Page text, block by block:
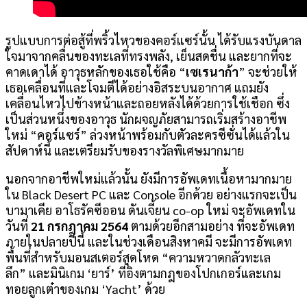
รูปแบบการต่อสู้ที่พริ้วไหวของคอร์แซร์นั้น ได้รับแรงบันดาล
ใจมาจากคลื่นของทะเลที่ทรงพลัง, เย็นสดชื่น และยากที่จะ
คาดเดาได้ อาวุธหลักของเธอใช้คือ “เซเรนาก้า” จะช่วยให้
เธอเคลื่อนที่และโจมตีได้อย่างอิสระบนอากาศ แถมยัง
เคลื่อนไหวไปข้างหน้าและถอยหลังได้ด้วยการใช้เชือก ซึ่ง
เป็นส่วนหนึ่งของอาวุธ นักผจญภัยสามารถเริ่มสร้างอาชีพ
ใหม่ “คอร์แซร์” ล่วงหน้าพร้อมกับตัวละครซีซั่นได้แล้วใน
สัปดาห์นี้ และเตรียมรับของรางวัลพิเศษมากมาย
นอกจากอาชีพใหม่แล้วนั้น ยังมีการอัพเดทเนื้อหามากมาย
ใน Black Desert PC และ Console อีกด้วย อย่างแรกจะเป็น
บามาเคีย อาโธรัคซีออน ดันเจี้ยน co-op ใหม่ จะอัพเดทใน
วันที่ 21 กรกฎาคม 2564 ตามด้วยอีกสามอย่าง ที่จะอัพเดท
ภายในปลายปีนี้ และในช่วงเดือนสิงหาคมี จะมีการอัพเดท
พื้นที่สำหรับมอนสเตอร์สุดโหด “ความหวาดกลัวทะเล
ลึก” และมินิเกม ‘ยาร์’ ที่อิงตามกฎของโปกเกอร์และเกม
ทอยลูกเต๋าของเกม ‘Yacht’ ด้วย